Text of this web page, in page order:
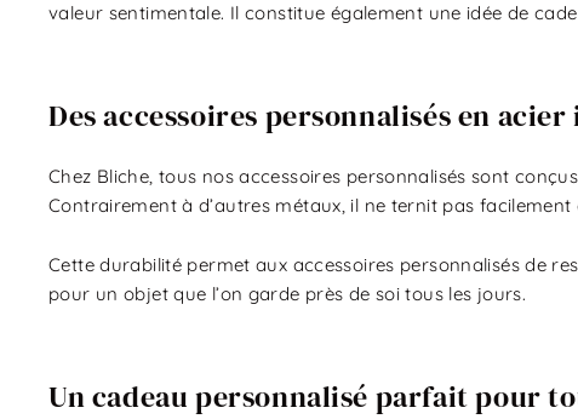
valeur sentimentale. Il constitue également une idée de
Des accessoires personnalisés en
Chez Bliche, tous nos accessoires personnalisés sont
Contrairement à d’autres métaux, il ne ternit pas
Cette durabilité permet aux accessoires personnalisés de
pour un objet que l’on garde près de soi tous les jours.
Un cadeau personnalisé parfait pour